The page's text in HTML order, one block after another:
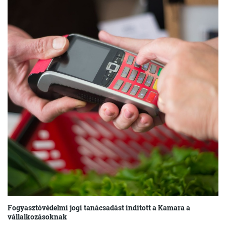
Fogyasztóvédelmi jogi tanácsadást indított a Kamara a
vállalkozásoknak